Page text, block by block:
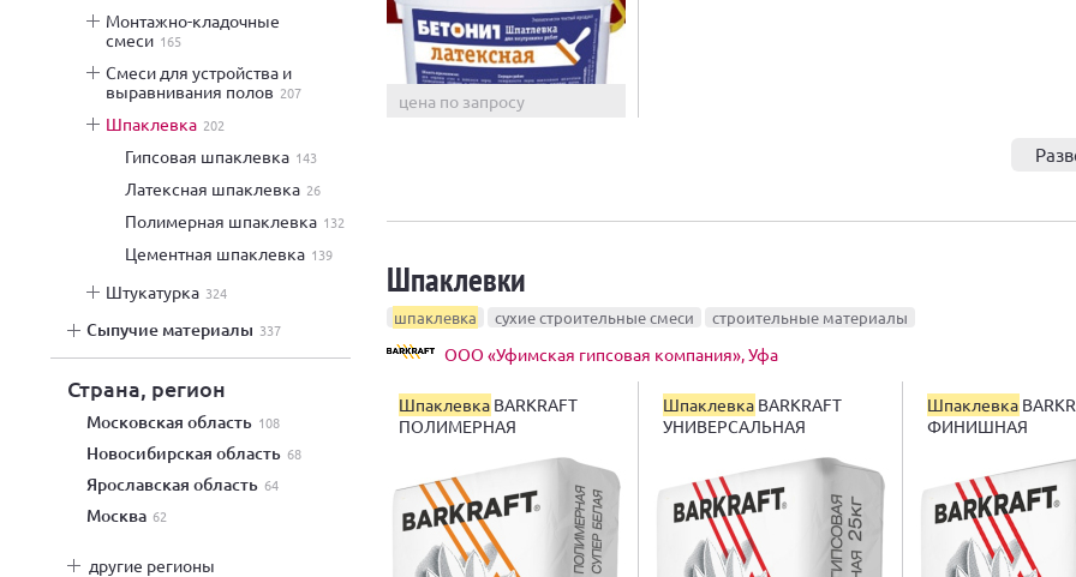
монтажно-кладочные
смеси 165
смеси для устройства и
выравнивания полов 207
шпаклевка 202
гипсовая шпаклевка 143
латексная шпаклевка 26
полимерная шпаклевка 132
цементная шпаклевка 139
штукатурка 324
сыпучие материалы 337
Страна, регион
Московская область 108
Новосибирская область 68
Ярославская область 64
Москва 62
другие регионы
цена по запросу
Шпаклевки
шпаклевка сухие строительные смеси строительные материалы
ООО «Уфимская гипсовая компания», Уфа
Шпаклевка BARKRAFT
ПОЛИМЕРНАЯ
Шпаклевка BARKRAFT
УНИВЕРСАЛЬНАЯ
Шпаклевка
ФИНИШНАЯ